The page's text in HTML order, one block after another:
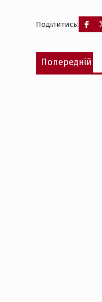
Поділитись:
Навігація
записів
Попередній